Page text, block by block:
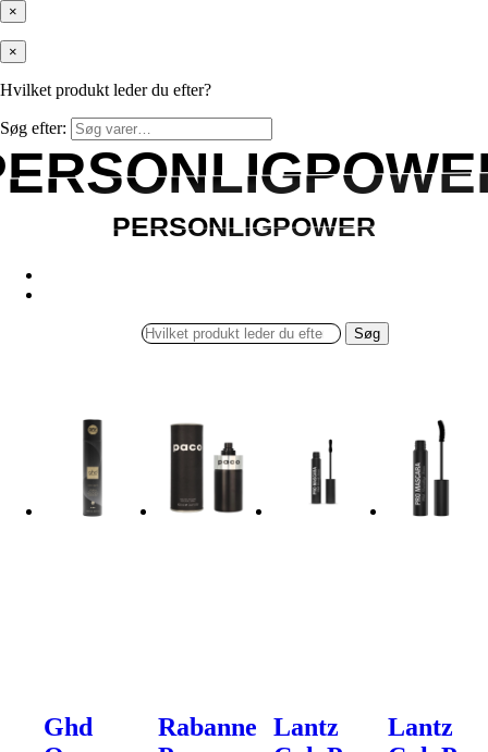
×
×
Hvilket produkt leder du efter?
Søg efter:
PERSONLIGPOWER
PERSONLIGPOWER
Søg
Ghd
Rabanne
Lantz
Lantz